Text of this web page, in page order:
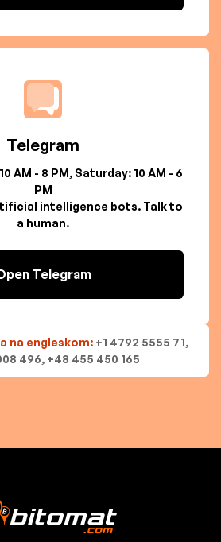
Telegram
AM - 8 PM, Saturday: 10 AM - 6
PM
intelligence bots. Talk to
a human.
Telegram
na engleskom: +1 4792 5555 71,
496, +48 455 450 165